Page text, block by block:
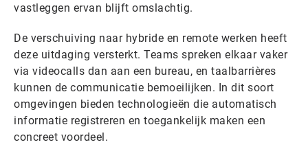
vastleggen ervan blijft omslachtig.
De verschuiving naar hybride en remote werken heeft
deze uitdaging versterkt. Teams spreken elkaar vaker
via videocalls dan aan een bureau, en taalbarrières
kunnen de communicatie bemoeilijken. In dit soort
omgevingen bieden technologieën die automatisch
informatie registreren en toegankelijk maken een
concreet voordeel.